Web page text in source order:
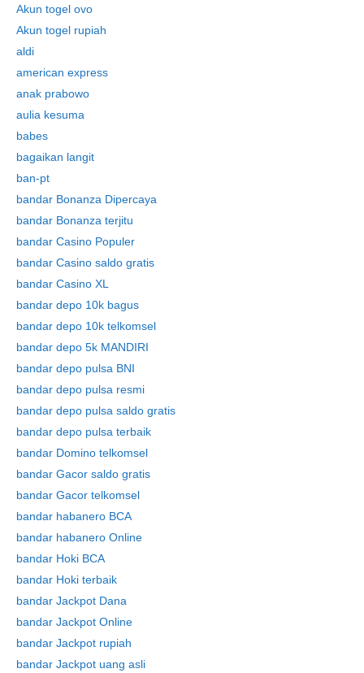
Akun togel ovo
Akun togel rupiah
aldi
american express
anak prabowo
aulia kesuma
babes
bagaikan langit
ban-pt
bandar Bonanza Dipercaya
bandar Bonanza terjitu
bandar Casino Populer
bandar Casino saldo gratis
bandar Casino XL
bandar depo 10k bagus
bandar depo 10k telkomsel
bandar depo 5k MANDIRI
bandar depo pulsa BNI
bandar depo pulsa resmi
bandar depo pulsa saldo gratis
bandar depo pulsa terbaik
bandar Domino telkomsel
bandar Gacor saldo gratis
bandar Gacor telkomsel
bandar habanero BCA
bandar habanero Online
bandar Hoki BCA
bandar Hoki terbaik
bandar Jackpot Dana
bandar Jackpot Online
bandar Jackpot rupiah
bandar Jackpot uang asli